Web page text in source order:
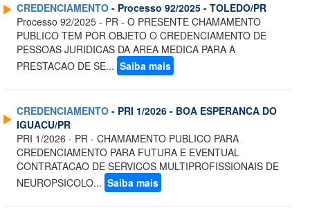
CREDENCIAMENTO - Processo 92/2025 - TOLEDO/PR
Processo 92/2025 - PR - O PRESENTE CHAMAMENTO
PUBLICO TEM POR OBJETO O CREDENCIAMENTO DE
PESSOAS JURIDICAS DA AREA MEDICA PARA A
PRESTACAO DE SE... Saiba mais
CREDENCIAMENTO - PRI 1/2026 - BOA ESPERANCA DO
IGUACU/PR
PRI 1/2026 - PR - CHAMAMENTO PUBLICO PARA
CREDENCIAMENTO PARA FUTURA E EVENTUAL
CONTRATACAO DE SERVICOS MULTIPROFISSIONAIS DE
NEUROPSICOLO... Saiba mais